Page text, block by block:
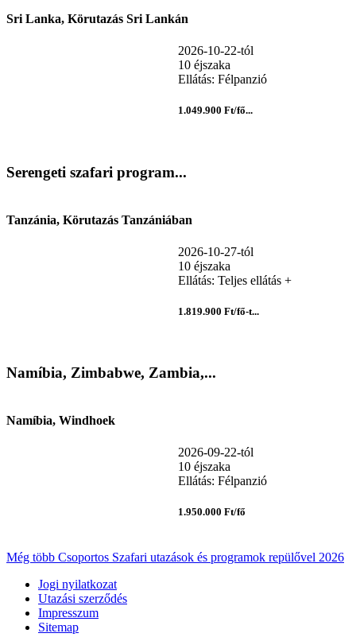
Sri Lanka, Körutazás Sri Lankán
2026-10-22-tól
10 éjszaka
Ellátás: Félpanzió
1.049.900 Ft/fő...
Serengeti szafari program...
Tanzánia, Körutazás Tanzániában
2026-10-27-tól
10 éjszaka
Ellátás: Teljes ellátás +
1.819.900 Ft/fő-t...
Namíbia, Zimbabwe, Zambia,...
Namíbia, Windhoek
2026-09-22-tól
10 éjszaka
Ellátás: Félpanzió
1.950.000 Ft/fő
Még több Csoportos Szafari utazások és programok repülővel 2026
Jogi nyilatkozat
Utazási szerződés
Impresszum
Sitemap